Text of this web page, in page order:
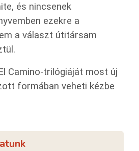
és nincsenek
ezekre a
a választ útitársam
Camino-trilógiáját most új
formában veheti kézbe